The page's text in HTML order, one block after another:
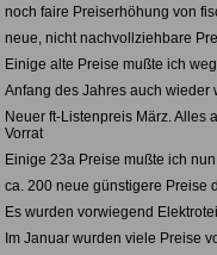
noch faire Preiserhöhung von
neue, nicht nachvollziehbare
Einige alte Preise mußte ich
Anfang des Jahres auch
Neuer ft-Listenpreis März. Alles
Vorrat
Einige 23a Preise mußte ich
ca. 200 neue günstigere Preise
Es wurden vorwiegend
Im Januar wurden viele Preise